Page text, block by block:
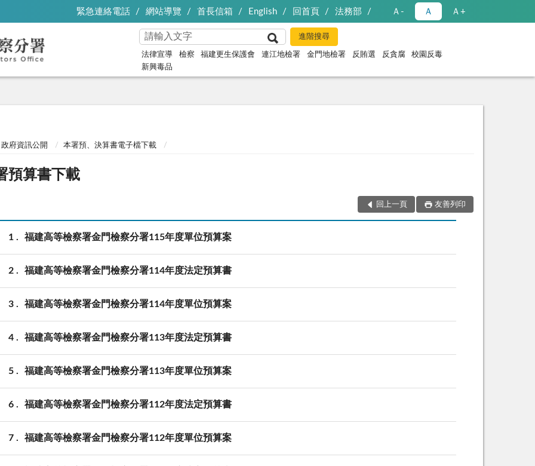
緊急連絡電話 網站導覽 首長信箱 English 回首頁 法務部 Ａ- Ａ Ａ+
法律宣導 檢察 福建更生保護會 連江地檢署 金門地檢署 反賄選 反貪腐
校園反毒
新興毒品
政府資訊公開 本署預、決算書電子檔下載
預算書下載
回上一頁 友善列印
1 福建高等檢察署金門檢察分署115年度單位預算案
2 福建高等檢察署金門檢察分署114年度法定預算書
3 福建高等檢察署金門檢察分署114年度單位預算案
4 福建高等檢察署金門檢察分署113年度法定預算書
5 福建高等檢察署金門檢察分署113年度單位預算案
6 福建高等檢察署金門檢察分署112年度法定預算書
7 福建高等檢察署金門檢察分署112年度單位預算案